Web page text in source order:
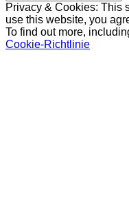
Privacy & Cookies: This
use this website, you
To find out more,
Cookie-Richtlinie